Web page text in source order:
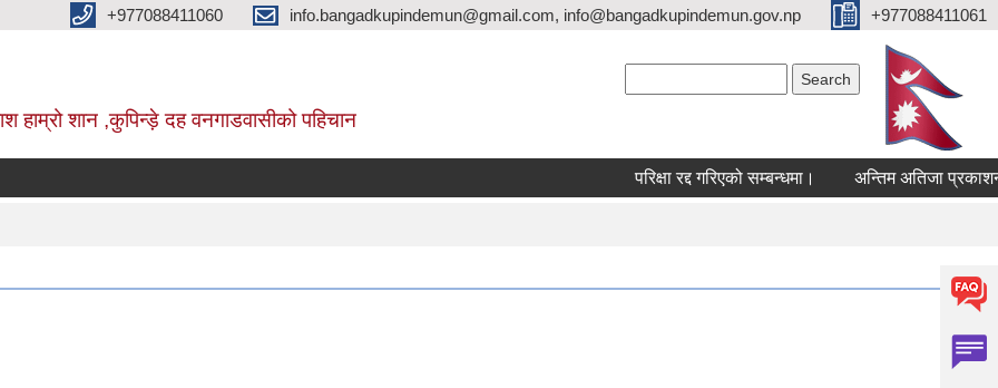
+977088411060 info.bangadkupindemun@gmail.com, info@bangadkupindemun.gov.np +977088411061
शान ,कुपिन्ड़े दह वनगाडवासीको पहिचान
परिक्षा रद्द गरिएको सम्बन्धमा। अन्तिम अतिजा प्रकाशन